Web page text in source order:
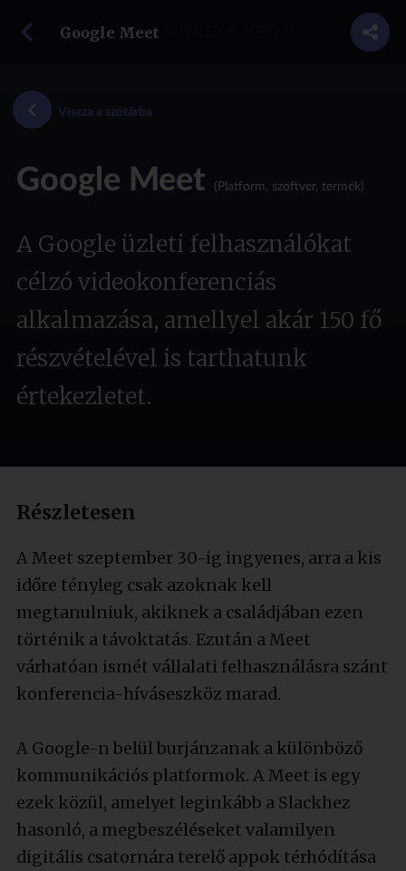
Google Meet
Vissza a szótárba
Google Meet (Platform, szoftver, termék)
A Google üzleti felhasználókat
célzó videokonferenciás
alkalmazása, amellyel akár 150 fő
részvételével is tarthatunk
értekezletet.
Részletesen
A Meet szeptember 30-ig ingyenes, arra a kis
időre tényleg csak azoknak kell
megtanulniuk, akiknek a családjában ezen
történik a távoktatás. Ezután a Meet
várhatóan ismét vállalati felhasználásra szánt
konferencia-híváseszköz marad.
A Google-n belül burjánzanak a különböző
kommunikációs platformok. A Meet is egy
ezek közül, amelyet leginkább a Slackhez
hasonló, a megbeszéléseket valamilyen
digitális csatornára terelő appok térhódítása